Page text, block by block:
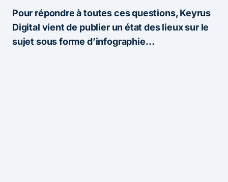
Pour répondre à toutes ces questions, Keyrus
Digital vient de publier un état des lieux sur le
sujet sous forme d’infographie…